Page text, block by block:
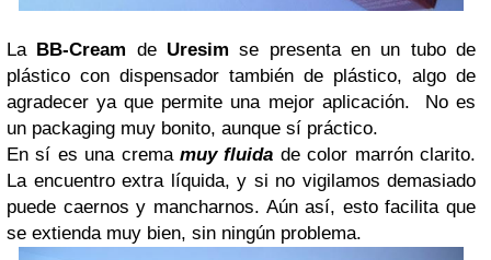
La BB-Cream de Uresim se presenta en un tubo de
plástico con dispensador también de plástico, algo de
agradecer ya que permite una mejor aplicación. No es
un packaging muy bonito, aunque sí práctico.
En sí es una crema muy fluida de color marrón clarito.
La encuentro extra líquida, y si no vigilamos demasiado
puede caernos y mancharnos. Aún así, esto facilita que
se extienda muy bien, sin ningún problema.